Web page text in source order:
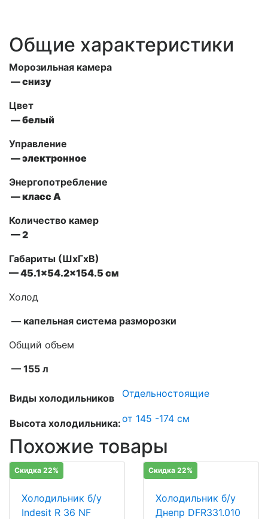
Общие характеристики
Морозильная камера
— снизу
Цвет
— белый
Управление
—электронное
Энергопотребление
— класс А
Количество камер
— 2
Габариты (ШxГxВ)
— 45.1×54.2×154.5 см
Холод
— капельная система разморозки
Общий объем
— 155 л
Виды холодильников Отдельностоящие
Высота холодильника:от 145 -174 см
Похожие товары
Скидка 22%
Холодильник б/у
Indesit R 36 NF
Скидка 22%
Холодильник б/у
Днепр DFR331.010